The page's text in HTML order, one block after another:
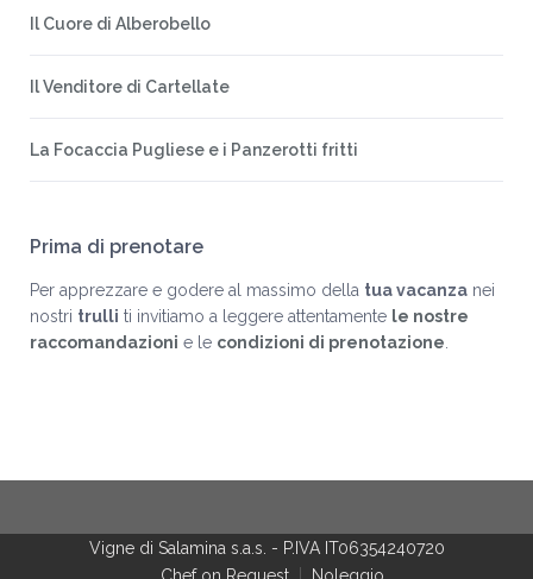
Il Cuore di Alberobello
Il Venditore di Cartellate
La Focaccia Pugliese e i Panzerotti fritti
Prima di prenotare
Per apprezzare e godere al massimo della tua vacanza nei
nostri trulli ti invitiamo a leggere attentamente le nostre
raccomandazioni e le condizioni di prenotazione.
Vigne di Salamina s.a.s. - P.IVA IT06354240720